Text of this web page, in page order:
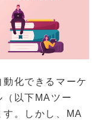
化できるマーケ
（以下MAツー
。しかし、MA